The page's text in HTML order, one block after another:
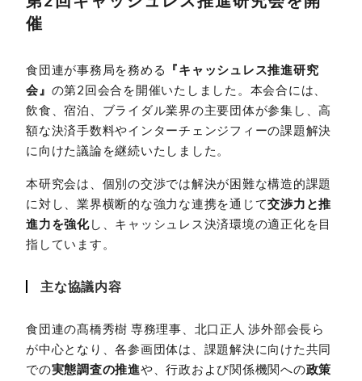
催
食団連が事務局を務める
『キャッシュレス推進研究
会』 の第2回会合を開催いたしました。本会合には、
飲食、宿泊、ブライダル業界の主要団体が参集し、高
額な決済手数料やインターチェンジフィーの課題解決
に向けた議論を継続いたしました。
本研究会は、個別の交渉では解決が困難な構造的課題
に対し、業界横断的な強力な連携を通じて交渉力と推
進力を強化し、キャッシュレス決済環境の適正化を目
指しています。
主な協議内容
食団連の髙橋秀樹 専務理事、北口正人 渉外部会長ら
が中心となり、各参画団体は、課題解決に向けた共同
での実態調査の推進や、行政および関係機関への政策